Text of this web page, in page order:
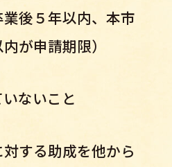
後５年以内、本市
が申請期限）
ないこと
する助成を他から